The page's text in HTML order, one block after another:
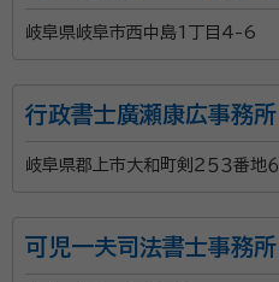
岐阜県岐阜市西中島1丁目4-6
行政書士廣瀬康広事務所
岐阜県郡上市大和町剣２５３番地６
可児一夫司法書士事務所